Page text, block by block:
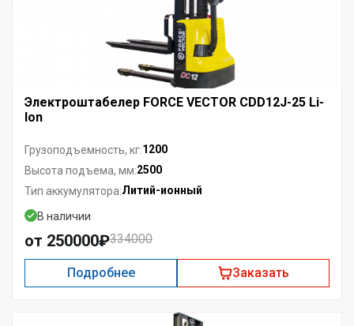
Электроштабелер FORCE VECTOR CDD12J-25 Li-
Ion
Грузоподъемность, кг:1200
Высота подъема, мм:2500
Тип аккумулятора:Литий-ионный
В наличии
от 250000₽334000
Подробнее Заказать